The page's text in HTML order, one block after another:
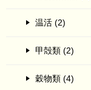
温活 (2)
甲殻類 (2)
穀物類 (4)